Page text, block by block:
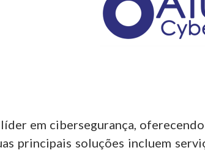
em cibersegurança,
principais soluções incluem